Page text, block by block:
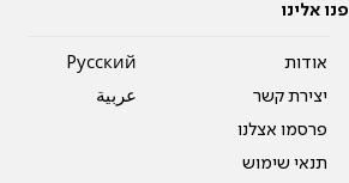
פנו אלינו
אודות
יצירת קשר
פרסמו אצלנו
תנאי שימוש
Pусский
عربية